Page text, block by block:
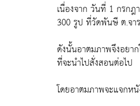
เนื่องจาก วันที่ 1 กรก
300 รูป ที่วัดพันษี ต.จา
ดังนั้นอาตมภาพจึงอยา
ที่จะนำไปสั่งสอนต่อไป
โดยอาตมภาพจะแจกห